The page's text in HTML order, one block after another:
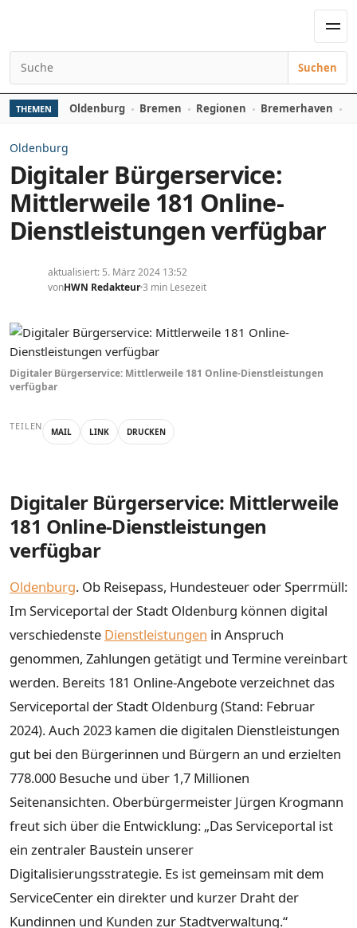
Suchen nach:
Suchen
THEMEN Oldenburg Bremen Regionen Bremerhaven
Oldenburg
Digitaler Bürgerservice:
Mittlerweile 181 Online-
Dienstleistungen verfügbar
aktualisiert: 5. März 2024 13:52
vonHWN Redakteur3 min Lesezeit
Digitaler Bürgerservice: Mittlerweile 181 Online-Dienstleistungen
verfügbar
TEILEN MAIL LINK DRUCKEN
Digitaler Bürgerservice: Mittlerweile
181 Online-Dienstleistungen
verfügbar
Oldenburg. Ob Reisepass, Hundesteuer oder Sperrmüll:
Im Serviceportal der Stadt Oldenburg können digital
verschiedenste Dienstleistungen in Anspruch
genommen, Zahlungen getätigt und Termine vereinbart
werden. Bereits 181 Online-Angebote verzeichnet das
Serviceportal der Stadt Oldenburg (Stand: Februar
2024). Auch 2023 kamen die digitalen Dienstleistungen
gut bei den Bürgerinnen und Bürgern an und erzielten
778.000 Besuche und über 1,7 Millionen
Seitenansichten. Oberbürgermeister Jürgen Krogmann
freut sich über die Entwicklung: „Das Serviceportal ist
ein zentraler Baustein unserer
Digitalisierungsstrategie. Es ist gemeinsam mit dem
ServiceCenter ein direkter und kurzer Draht der
Kundinnen und Kunden zur Stadtverwaltung.“